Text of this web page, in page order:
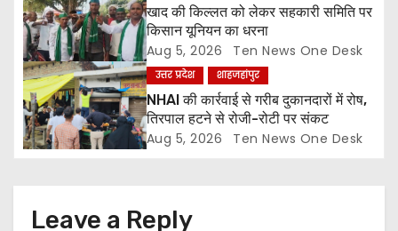
o
n
खाद की किल्लत को लेकर सहकारी समिति पर
किसान यूनियन का धरना
Aug 5, 2026 Ten News One Desk
उत्तर प्रदेश शाहजहांपुर
NHAI की कार्रवाई से गरीब दुकानदारों में रोष,
तिरपाल हटने से रोजी-रोटी पर संकट
Aug 5, 2026 Ten News One Desk
Leave a Reply